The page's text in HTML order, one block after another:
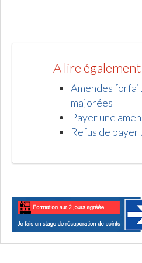
A lire également
Amendes
majorées
Payer une
Refus de payer